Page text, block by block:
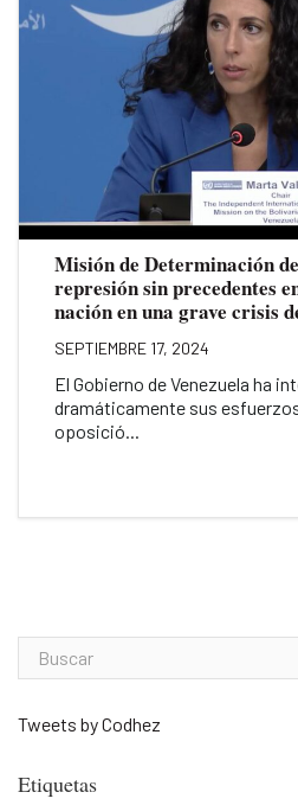
Misión de Determinación
represión sin precedentes
nación en una grave crisis
SEPTIEMBRE 17, 2024
El Gobierno de Venezuela ha
dramáticamente sus
oposició...
Tweets by Codhez
Etiquetas